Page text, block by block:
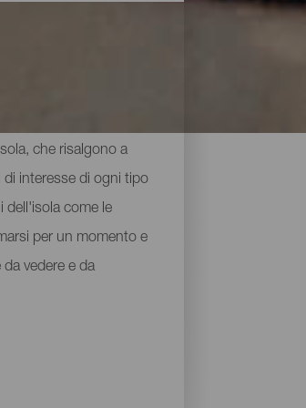
che risalgono a
di interesse di ogni tipo
dell'isola come le
per un momento e
vedere e da